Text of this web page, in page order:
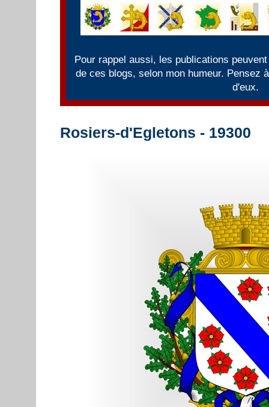
Pour rappel aussi, les publications
de ces blogs, selon mon humeur. Pensez
d'eux.
Rosiers-d'Egletons - 19300